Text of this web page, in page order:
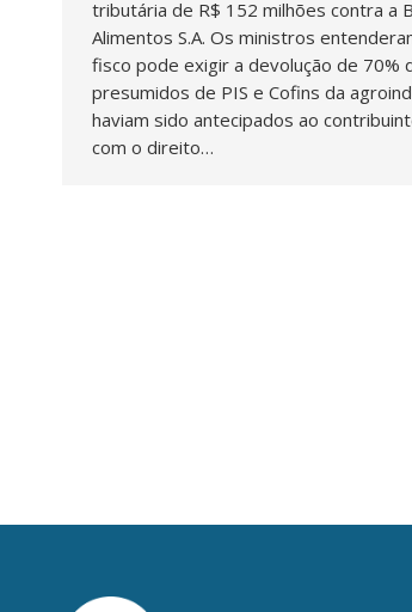
tributária de R$ 152 milhões contra a
Alimentos S.A. Os ministros
fisco pode exigir a devolução de 70%
presumidos de PIS e Cofins da
haviam sido antecipados ao
com o direito…